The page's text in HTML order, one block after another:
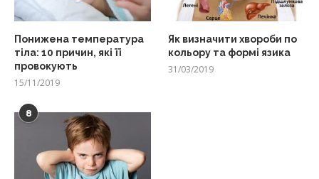
Понижена температура
тіла: 10 причин, які її
провокують
15/11/2019
Як визначити хвороби по
кольору та формі язика
31/03/2019
8